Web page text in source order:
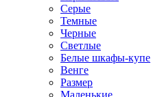
Серые
Темные
Черные
Светлые
Белые шкафы-купе
Венге
Размер
Маленькие